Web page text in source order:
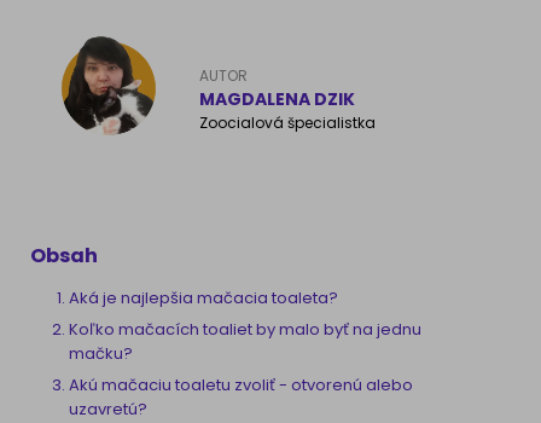
AUTOR
MAGDALENA DZIK
Zoocialová špecialistka
Obsah
Aká je najlepšia mačacia toaleta?
Koľko mačacích toaliet by malo byť na jednu
mačku?
Akú mačaciu toaletu zvoliť - otvorenú alebo
uzavretú?